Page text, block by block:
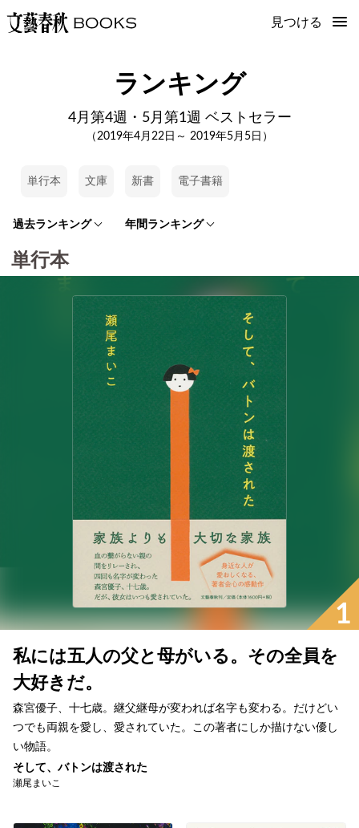
見つける
ランキング
4月第4週・5月第1週 ベストセラー
（2019年4月22日～ 2019年5月5日）
単行本 文庫 新書 電子書籍
過去ランキング 年間ランキング
単行本
1
私には五人の父と母がいる。その全員を
大好きだ。
森宮優子、十七歳。継父継母が変われば名字も変わる。だけどい
つでも両親を愛し、愛されていた。この著者にしか描けない優し
い物語。
そして、バトンは渡された
瀬尾まいこ